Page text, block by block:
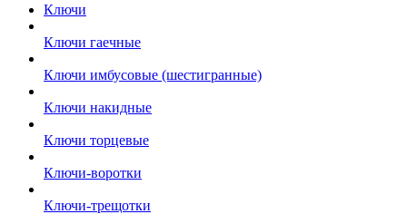
Ключи
Ключи гаечные
Ключи имбусовые (шестигранные)
Ключи накидные
Ключи торцевые
Ключи-воротки
Ключи-трещотки